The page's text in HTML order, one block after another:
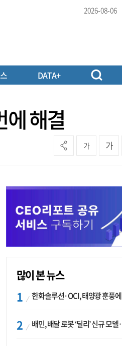
2026-08-06
DATA+
해결
가 가
많이 본 뉴스
한화솔루션·OCI, 태양광 훈풍에 실적 개선…美 ‘섹션232’ 최대 변수
배민, 배달 로봇 ‘딜리’ 신규 모델 B마트 현장 투입